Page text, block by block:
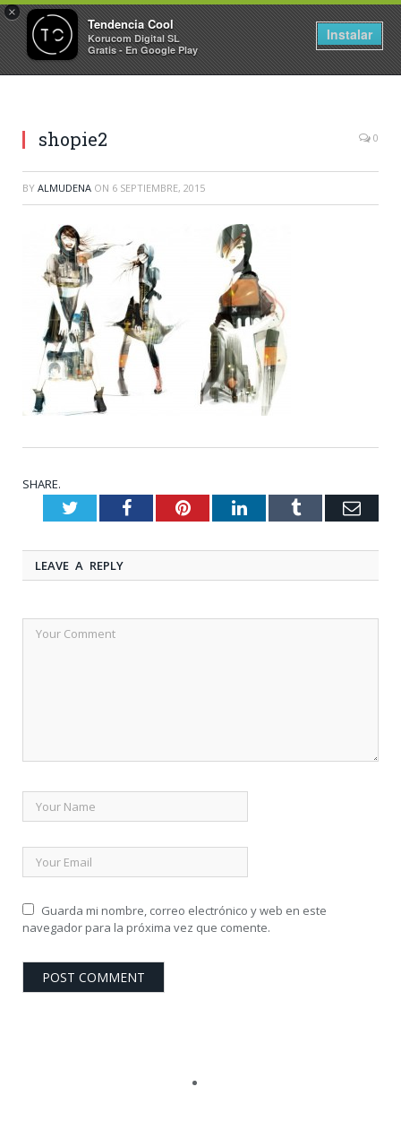
×
Tendencia Cool
Korucom Digital SL
Gratis - En Google Play
Instalar
shopie2 0
BY ALMUDENA ON 6 SEPTIEMBRE, 2015
SHARE.
TwitterFacebookPinterestLinkedInTumblr
LEAVE A REPLY
Guarda mi nombre, correo electrónico y web en este
navegador para la próxima vez que comente.